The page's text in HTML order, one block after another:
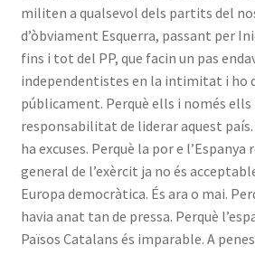
militen a qualsevol dels partits del
d’òbviament Esquerra, passant per
fins i tot del PP, que facin un pas
independentistes en la intimitat i ho
públicament. Perquè ells i només
responsabilitat de liderar aquest país.
ha excuses. Perquè la por e l’Espanya
general de l’exèrcit ja no és
Europa democràtica. És ara o mai.
havia anat tan de pressa. Perquè
Països Catalans és imparable. A